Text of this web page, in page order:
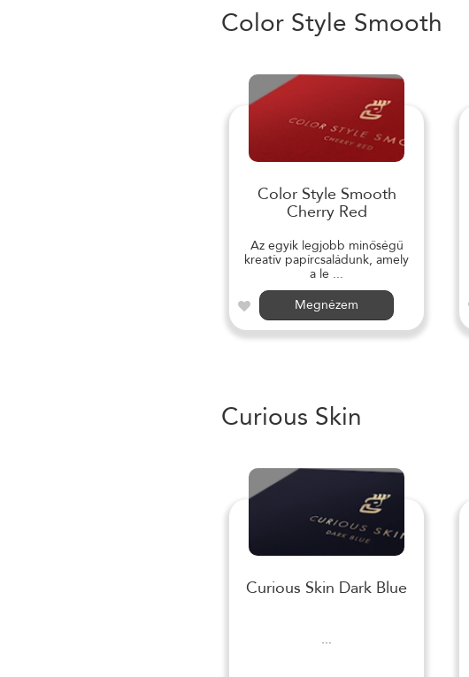
Color Style Smooth
Color Style Smooth
Cherry Red
Az egyik legjobb minőségű
kreatív papírcsaládunk, amely
a le ...
Megnézem
Curious Skin
Curious Skin Dark Blue
...